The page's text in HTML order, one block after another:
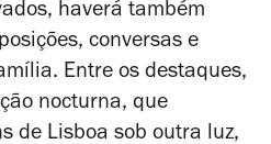
haverá também
conversas e
Entre os destaques,
nocturna, que
de Lisboa sob outra luz,